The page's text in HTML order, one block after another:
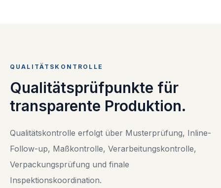
QUALITÄTSKONTROLLE
Qualitätsprüfpunkte für
transparente Produktion.
Qualitätskontrolle erfolgt über Musterprüfung, Inline-
Follow-up, Maßkontrolle, Verarbeitungskontrolle,
Verpackungsprüfung und finale
Inspektionskoordination.